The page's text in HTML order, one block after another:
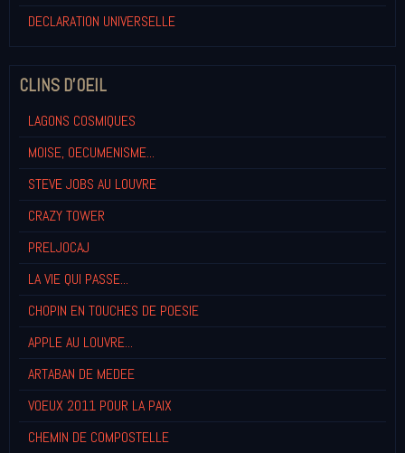
DECLARATION UNIVERSELLE
CLINS D'OEIL
LAGONS COSMIQUES
MOISE, OECUMENISME...
STEVE JOBS AU LOUVRE
CRAZY TOWER
PRELJOCAJ
LA VIE QUI PASSE...
CHOPIN EN TOUCHES DE POESIE
APPLE AU LOUVRE...
ARTABAN DE MEDEE
VOEUX 2011 POUR LA PAIX
CHEMIN DE COMPOSTELLE